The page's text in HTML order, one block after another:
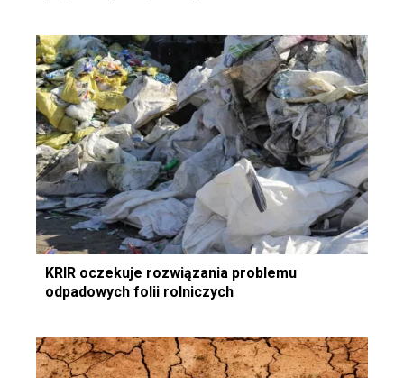
KRIR oczekuje rozwiązania problemu
odpadowych folii rolniczych